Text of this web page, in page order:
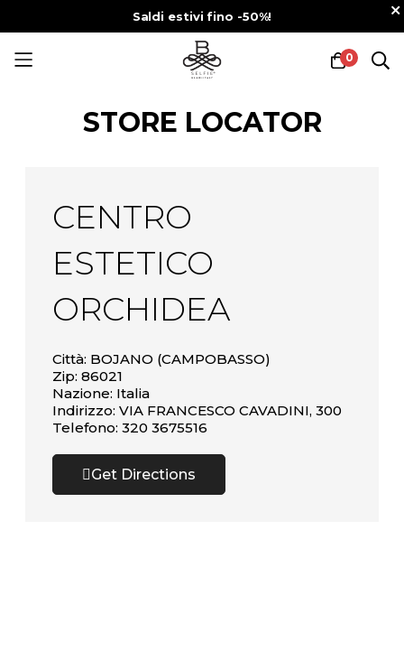
Saldi estivi fino -50%!
0
contenutoSTORE LOCATOR
CENTRO
ESTETICO
ORCHIDEA
Città: BOJANO (CAMPOBASSO)
Zip: 86021
Nazione: Italia
Indirizzo: VIA FRANCESCO CAVADINI, 300
Telefono: 320 3675516
Get Directions